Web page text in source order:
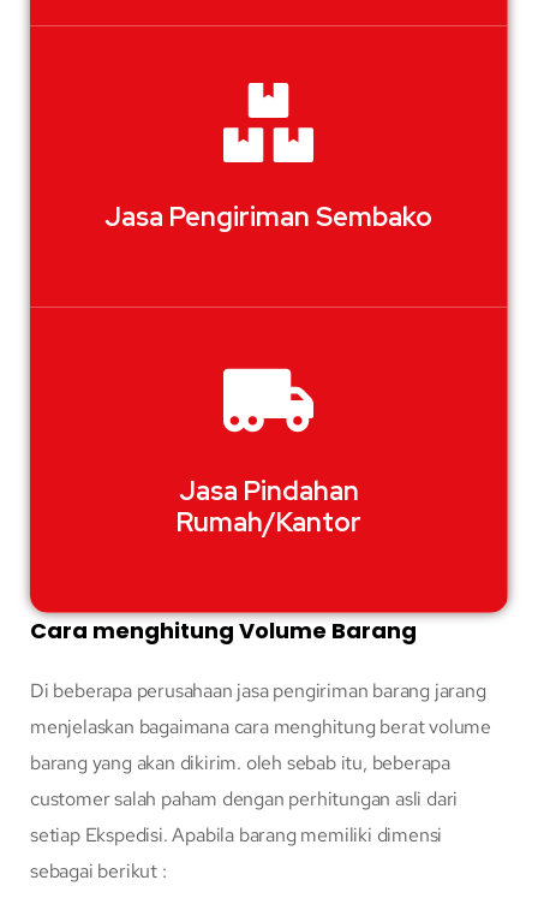
Jasa Pengiriman Sembako
Jasa Pindahan
Rumah/Kantor
Cara menghitung Volume Barang
Di beberapa perusahaan jasa pengiriman barang jarang
menjelaskan bagaimana cara menghitung berat volume
barang yang akan dikirim. oleh sebab itu, beberapa
customer salah paham dengan perhitungan asli dari
setiap Ekspedisi. Apabila barang memiliki dimensi
sebagai berikut :